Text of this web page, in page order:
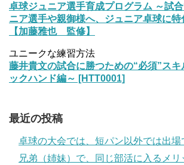
卓球ジュニア選手育成プログラム ～試
ニア選手や親御様へ、ジュニア卓球に特
【加藤雅也 監修】
ユニークな練習方法
藤井貴文の試合に勝つための“必須”ス
ックハンド編～ [HTT0001]
最近の投稿
卓球の大会では、短パン以外では出場
兄弟（姉妹）で、同じ部活に入るメ